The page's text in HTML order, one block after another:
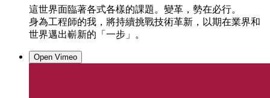
這世界面臨著各式各樣的課題。變革，勢在必行。
身為工程師的我，將持續挑戰技術革新，以期在業界和
世界邁出嶄新的「一步」。
Open Vimeo